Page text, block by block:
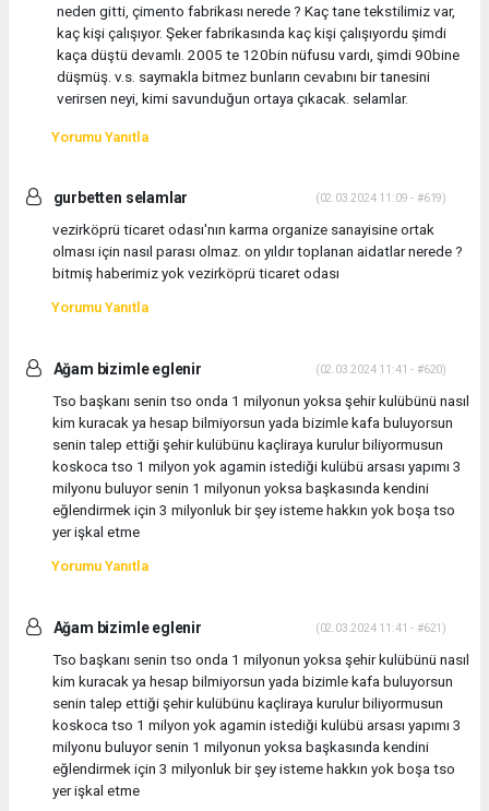
neden gitti, çimento fabrikası nerede ? Kaç tane tekstilimiz var,
kaç kişi çalışıyor. Şeker fabrikasında kaç kişi çalışıyordu şimdi
kaça düştü devamlı. 2005 te 120bin nüfusu vardı, şimdi 90bine
düşmüş. v.s. saymakla bitmez bunların cevabını bir tanesini
verirsen neyi, kimi savunduğun ortaya çıkacak. selamlar.
Yorumu Yanıtla
gurbetten selamlar (02.03.2024 11:09 - #619)
vezirköprü ticaret odası'nın karma organize sanayisine ortak
olması için nasıl parası olmaz. on yıldır toplanan aidatlar nerede ?
bitmiş haberimiz yok vezirköprü ticaret odası
Yorumu Yanıtla
Ağam bizimle eglenir (02.03.2024 11:41 - #620)
Tso başkanı senin tso onda 1 milyonun yoksa şehir kulübünü nasıl
kim kuracak ya hesap bilmiyorsun yada bizimle kafa buluyorsun
senin talep ettiği şehir kulübünu kaçliraya kurulur biliyormusun
koskoca tso 1 milyon yok agamin istediği kulübü arsası yapımı 3
milyonu buluyor senin 1 milyonun yoksa başkasında kendini
eğlendirmek için 3 milyonluk bir şey isteme hakkın yok boşa tso
yer işkal etme
Yorumu Yanıtla
Ağam bizimle eglenir (02.03.2024 11:41 - #621)
Tso başkanı senin tso onda 1 milyonun yoksa şehir kulübünü nasıl
kim kuracak ya hesap bilmiyorsun yada bizimle kafa buluyorsun
senin talep ettiği şehir kulübünu kaçliraya kurulur biliyormusun
koskoca tso 1 milyon yok agamin istediği kulübü arsası yapımı 3
milyonu buluyor senin 1 milyonun yoksa başkasında kendini
eğlendirmek için 3 milyonluk bir şey isteme hakkın yok boşa tso
yer işkal etme